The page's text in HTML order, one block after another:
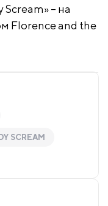
– на
Florence and the
SCREAM